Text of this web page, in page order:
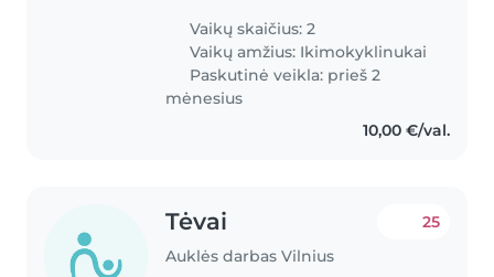
Vaikų skaičius: 2
Vaikų amžius: Ikimokyklinukai
Paskutinė veikla: prieš 2
mėnesius
10,00 €/val.
Tėvai
Auklės darbas Vilnius
25